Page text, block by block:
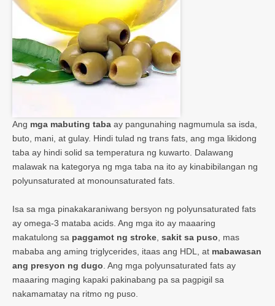
Ang mga mabuting taba ay pangunahing nagmumula sa isda,
buto, mani, at gulay. Hindi tulad ng trans fats, ang mga likidong
taba ay hindi solid sa temperatura ng kuwarto. Dalawang
malawak na kategorya ng mga taba na ito ay kinabibilangan ng
polyunsaturated at monounsaturated fats.
Isa sa mga pinakakaraniwang bersyon ng polyunsaturated fats
ay omega-3 mataba acids. Ang mga ito ay maaaring
makatulong sa paggamot ng stroke sakit sa puso , mas
mababa ang aming triglycerides, itaas ang HDL, at mabawasan
ang presyon ng dugo . Ang mga polyunsaturated fats ay
maaaring maging kapaki pakinabang pa sa pagpigil sa
nakamamatay na ritmo ng puso.